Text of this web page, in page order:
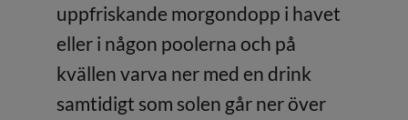
uppfriskande morgondopp i havet
eller i någon poolerna och på
kvällen varva ner med en drink
samtidigt som solen går ner över